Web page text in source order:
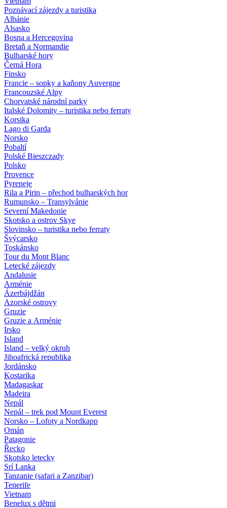
Poznávací zájezdy a turistika
Albánie
Alsasko
Bosna a Hercegovina
Bretaň a Normandie
Bulharské hory
Černá Hora
Finsko
Francie – sopky a kaňony Auvergne
Francouzské Alpy
Chorvatské národní parky
Italské Dolomity – turistika nebo ferraty
Korsika
Lago di Garda
Norsko
Pobaltí
Polské Bieszczady
Polsko
Provence
Pyreneje
Rila a Pirin – přechod bulharských hor
Rumunsko – Transylvánie
Severní Makedonie
Skotsko a ostrov Skye
Slovinsko – turistika nebo ferraty
Švýcarsko
Toskánsko
Tour du Mont Blanc
Letecké zájezdy
Andalusie
Arménie
Ázerbájdžán
Azorské ostrovy
Gruzie
Gruzie a Arménie
Irsko
Island
Island – velký okruh
Jihoafrická republika
Jordánsko
Kostarika
Madagaskar
Madeira
Nepál
Nepál – trek pod Mount Everest
Norsko – Lofoty a Nordkapp
Omán
Patagonie
Řecko
Skotsko letecky
Srí Lanka
Tanzanie (safari a Zanzibar)
Tenerife
Vietnam
Benelux s dětmi